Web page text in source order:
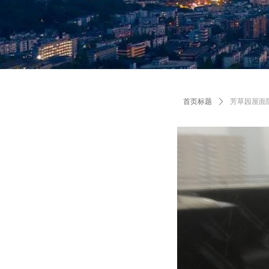
首页标题 ꄲ 芳草园屋面